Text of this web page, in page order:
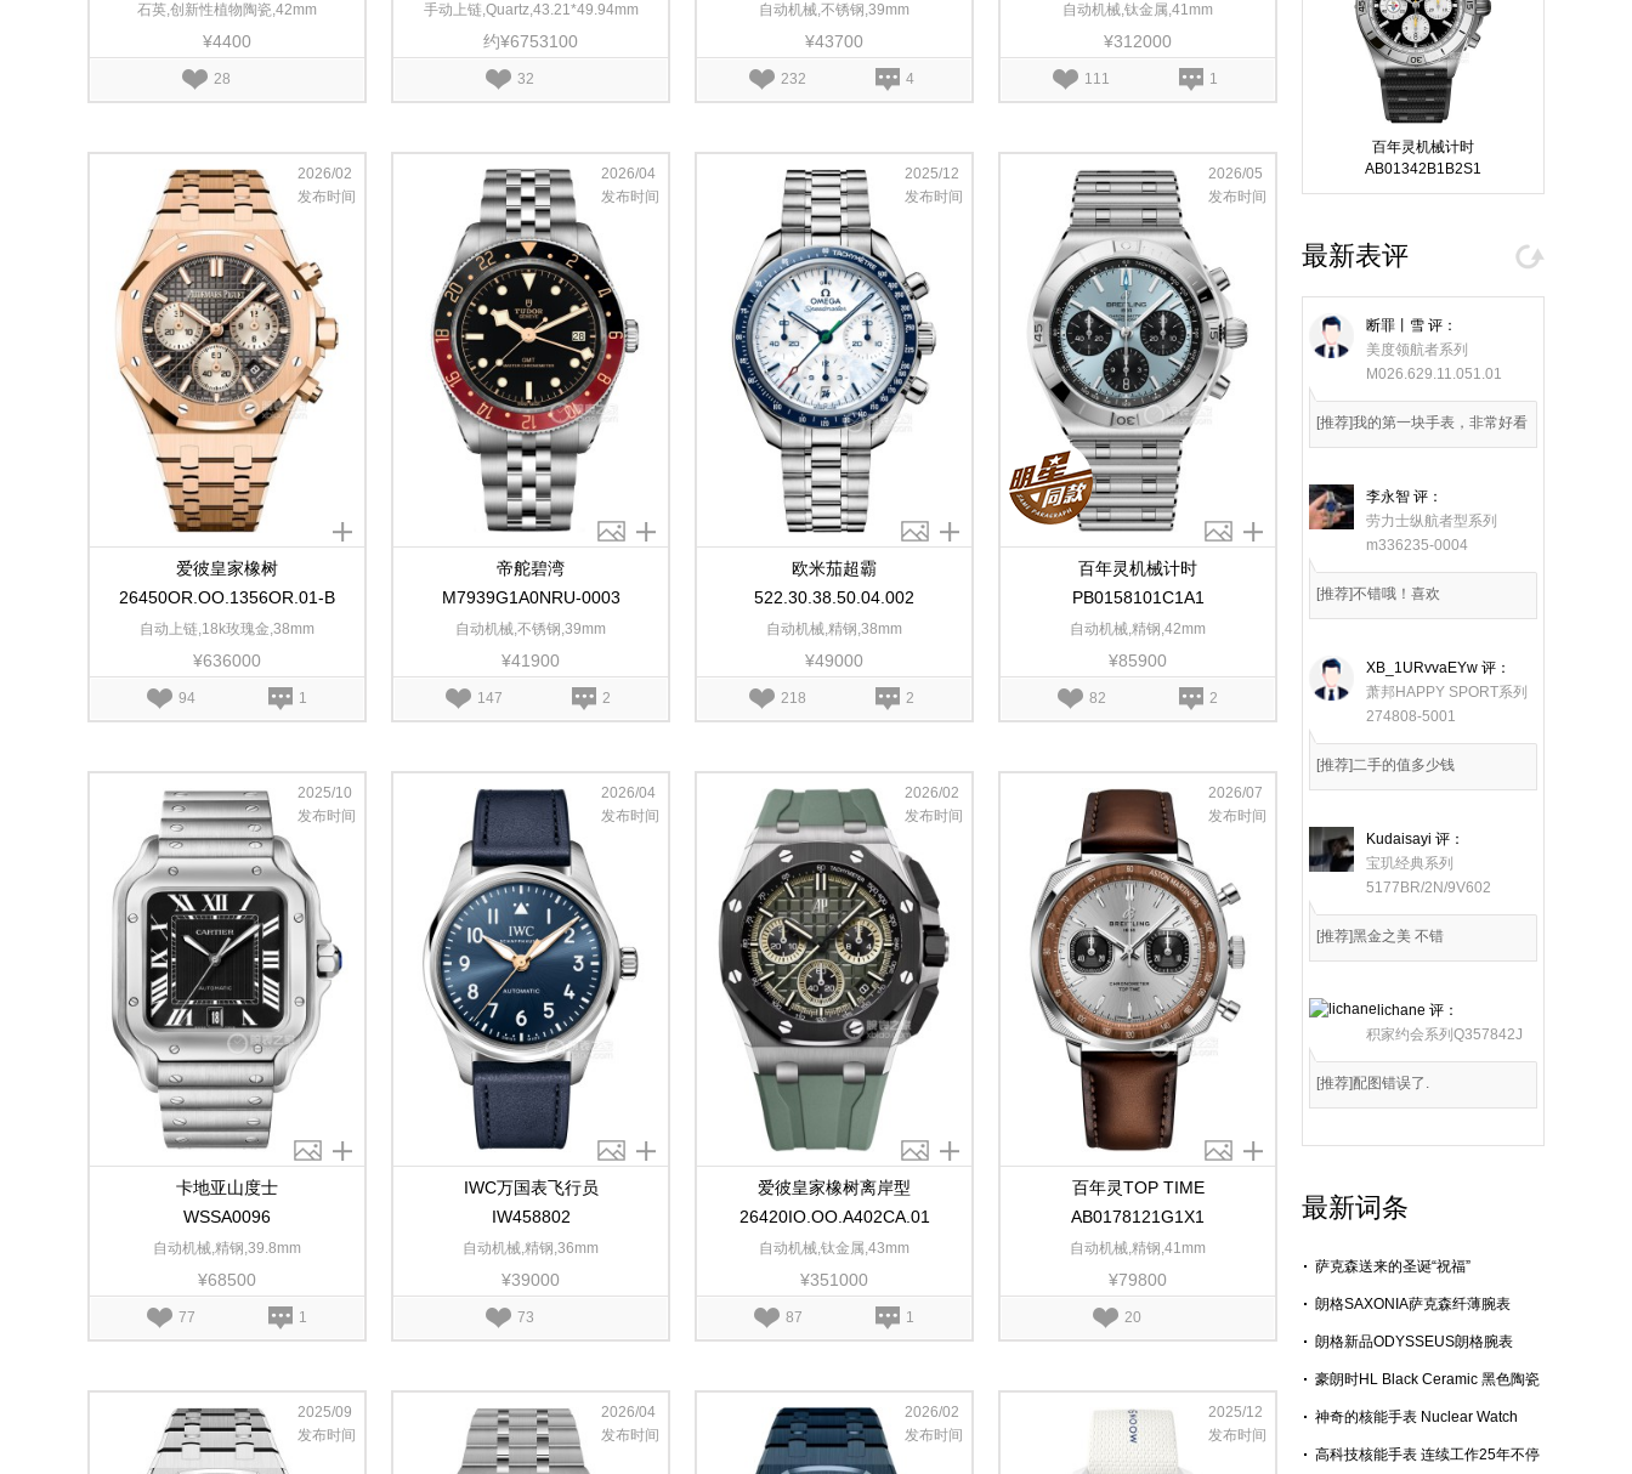
石英,创新性植物陶瓷,42mm
¥4400
28
手动上链,Quartz,43.21*49.94mm
约¥6753100
32
自动机械,不锈钢,39mm
¥43700
232 4
自动机械,钛金属,41mm
¥312000
111 1
2026/02
发布时间
爱彼皇家橡树
26450OR.OO.1356OR.01-B
自动上链,18k玫瑰金,38mm
¥636000
94 1
2026/04
发布时间
帝舵碧湾
M7939G1A0NRU-0003
自动机械,不锈钢,39mm
¥41900
147 2
2025/12
发布时间
欧米茄超霸
522.30.38.50.04.002
自动机械,精钢,38mm
¥49000
218 2
2026/05
发布时间
百年灵机械计时
PB0158101C1A1
自动机械,精钢,42mm
¥85900
82 2
2025/10
发布时间
卡地亚山度士
WSSA0096
自动机械,精钢,39.8mm
¥68500
77 1
2026/04
发布时间
IWC万国表飞行员
IW458802
自动机械,精钢,36mm
¥39000
73
2026/02
发布时间
爱彼皇家橡树离岸型
26420IO.OO.A402CA.01
自动机械,钛金属,43mm
¥351000
87 1
2026/07
发布时间
百年灵TOP TIME
AB0178121G1X1
自动机械,精钢,41mm
¥79800
20
2025/09
发布时间
2026/04
发布时间
2026/02
发布时间
2025/12
发布时间
百年灵机械计时
AB01342B1B2S1
最新表评
断罪丨雪 评：
美度领航者系列
M026.629.11.051.01
[推荐]我的第一块手表，非常好看
李永智 评：
劳力士纵航者型系列
m336235-0004
[推荐]不错哦！喜欢
XB_1URvvaEYw 评：
萧邦HAPPY SPORT系列
274808-5001
[推荐]二手的值多少钱
Kudaisayi 评：
宝玑经典系列
5177BR/2N/9V602
[推荐]黑金之美 不错
lichane 评：
积家约会系列Q357842J
[推荐]配图错误了.
最新词条
萨克森送来的圣诞“祝福”
朗格SAXONIA萨克森纤薄腕表
朗格新品ODYSSEUS朗格腕表
豪朗时HL Black Ceramic 黑色陶瓷
神奇的核能手表 Nuclear Watch
高科技核能手表 连续工作25年不停